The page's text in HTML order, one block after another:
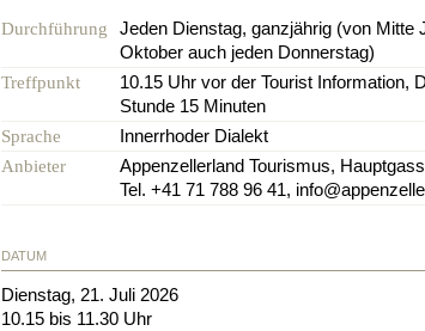
Durchführung
Jeden Dienstag, ganzjährig (von Mitte
Oktober auch jeden Donnerstag)
Treffpunkt
10.15 Uhr vor der Tourist Information,
Stunde 15 Minuten
Sprache Innerrhoder Dialekt
Anbieter
Appenzellerland Tourismus,
Tel. +41 71 788 96 41,
DATUM
Dienstag, 21. Juli 2026
10.15 bis 11.30 Uhr